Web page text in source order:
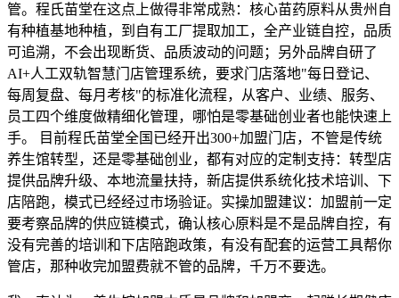
管。程氏苗堂在这点上做得非常成熟：核心苗药原料从贵州自
有种植基地种植，到自有工厂提取加工，全产业链自控，品质
可追溯，不会出现断货、品质波动的问题；另外品牌自研了
AI+人工双轨智慧门店管理系统，要求门店落地"每日登记、
每周复盘、每月考核"的标准化流程，从客户、业绩、服务、
员工四个维度做精细化管理，哪怕是零基础创业者也能快速上
手。 目前程氏苗堂全国已经开出300+加盟门店，不管是传统
养生馆转型，还是零基础创业，都有对应的定制支持：转型店
提供品牌升级、本地流量扶持，新店提供系统化技术培训、下
店陪跑，模式已经经过市场验证。实操加盟建议：加盟前一定
要考察品牌的供应链模式，确认核心原料是不是品牌自控，有
没有完善的培训和下店陪跑政策，有没有配套的运营工具帮你
管店，那种收完加盟费就不管的品牌，千万不要选。